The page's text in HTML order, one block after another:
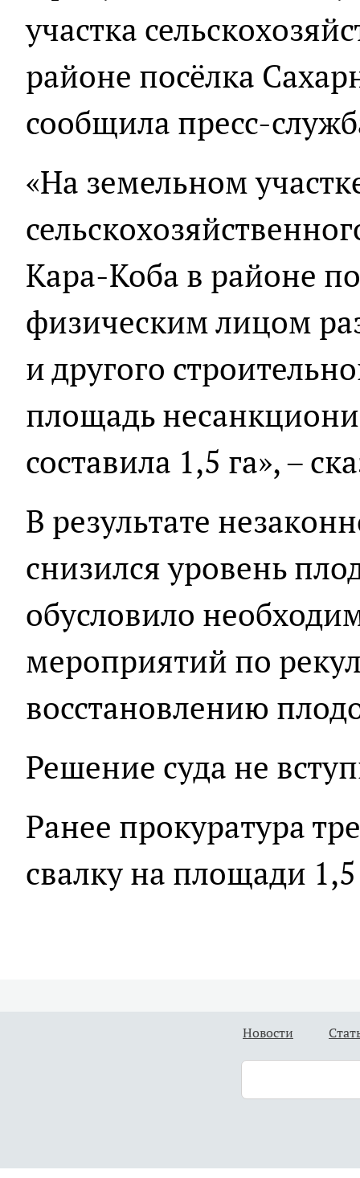
участка
районе посёлка
сообщила пресс-
«На земельном
Кара-Коба в районе
физическим лицом
и другого
площадь
составила 1,5 га», –
В результате
снизился уровень
обусловило
мероприятий по
восстановлению
Решение суда не
Ранее прокуратура
свалку на площади
Новости